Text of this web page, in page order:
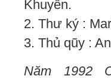
Khuyên.
2. Thư ký :
3. Thủ qũy :
Năm 1992